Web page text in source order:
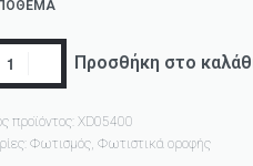
Προσθήκη στο
προϊόντος: XD05400
Φωτισμός, Φωτιστικά οροφής